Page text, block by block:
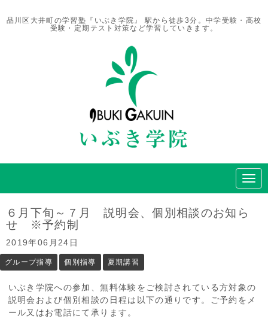
品川区大井町の学習塾『いぶき学院』 駅から徒歩3分。中学受験・高校
受験・定期テスト対策など学習していきます。
N
a
６月下旬～７月 説明会、個別相談のお知ら
せ ※予約制
2019年06月24日
グループ指導 個別指導 夏期講習
いぶき学院への参加、無料体験をご検討されている方対象の
説明会および個別相談の日程は以下の通りです。ご予約をメ
ール又はお電話にて承ります。